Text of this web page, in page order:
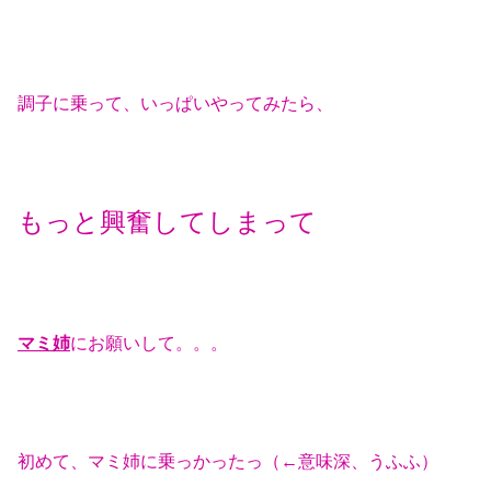
調子に乗って、いっぱいやってみたら、
もっと興奮してしまって
マミ姉にお願いして。。。
初めて、マミ姉に乗っかったっ（←意味深、うふふ）